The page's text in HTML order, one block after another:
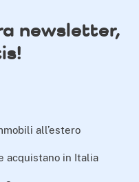
newsletter,
all’estero
acquistano in Italia